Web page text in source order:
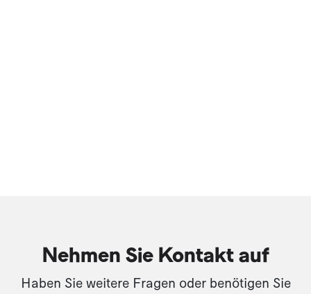
Nehmen Sie Kontakt auf
Haben Sie weitere Fragen oder benötigen Sie